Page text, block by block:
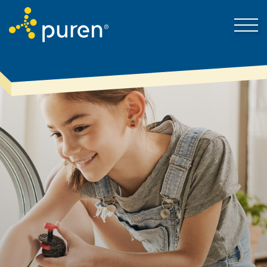
Darum puren
Kontakt
Produkte & Lösungen
Mein Bereich